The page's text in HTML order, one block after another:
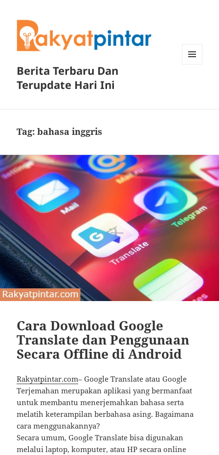
Berita Terbaru Dan
Terupdate Hari Ini
Tag:bahasa inggris
Cara Download Google
Translate dan Penggunaan
Secara Offline di Android
Rakyatpintar.com– Google Translate atau Google
Terjemahan merupakan aplikasi yang bermanfaat
untuk membantu menerjemahkan bahasa serta
melatih keterampilan berbahasa asing. Bagaimana
cara menggunakannya?
Secara umum, Google Translate bisa digunakan
melalui laptop, komputer, atau HP secara online